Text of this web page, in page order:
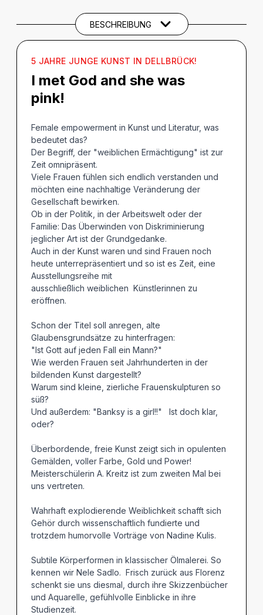
THEMEN UND SCHLAGWÖRTER
BESCHREIBUNG
5 JAHRE JUNGE KUNST IN DELLBRÜCK!
I met God and she was
pink!
Female empowerment in Kunst und Literatur, was
bedeutet das?
Der Begriff, der "weiblichen Ermächtigung" ist zur
Zeit omnipräsent.
Viele Frauen fühlen sich endlich verstanden und
möchten eine nachhaltige Veränderung der
Gesellschaft bewirken.
Ob in der Politik, in der Arbeitswelt oder der
Familie: Das Überwinden von Diskriminierung
jeglicher Art ist der Grundgedanke.
Auch in der Kunst waren und sind Frauen noch
heute unterrepräsentiert und so ist es Zeit, eine
Ausstellungsreihe mit
ausschließlich weiblichen Künstlerinnen zu
eröffnen.
Schon der Titel soll anregen, alte
Glaubensgrundsätze zu hinterfragen:
"Ist Gott auf jeden Fall ein Mann?"
Wie werden Frauen seit Jahrhunderten in der
bildenden Kunst dargestellt?
Warum sind kleine, zierliche Frauenskulpturen so
süß?
Und außerdem: "Banksy is a girl!!" Ist doch klar,
oder?
Überbordende, freie Kunst zeigt sich in opulenten
Gemälden, voller Farbe, Gold und Power!
Meisterschülerin A. Kreitz ist zum zweiten Mal bei
uns vertreten.
Wahrhaft explodierende Weiblichkeit schafft sich
Gehör durch wissenschaftlich fundierte und
trotzdem humorvolle Vorträge von Nadine Kulis.
Subtile Körperformen in klassischer Ölmalerei. So
kennen wir Nele Sadlo. Frisch zurück aus Florenz
schenkt sie uns diesmal, durch ihre Skizzenbücher
und Aquarelle, gefühlvolle Einblicke in ihre
Studienzeit.